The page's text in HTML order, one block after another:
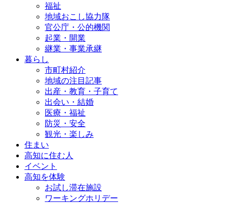
福祉
地域おこし協力隊
官公庁・公的機関
起業・開業
継業・事業承継
暮らし
市町村紹介
地域の注目記事
出産・教育・子育て
出会い・結婚
医療・福祉
防災・安全
観光・楽しみ
住まい
高知に住む人
イベント
高知を体験
お試し滞在施設
ワーキングホリデー